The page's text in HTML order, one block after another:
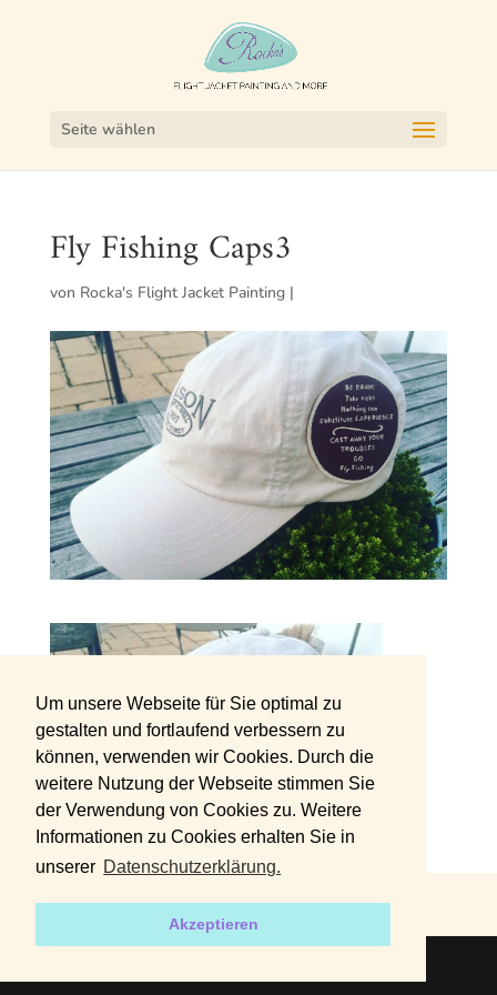
Um unsere Webseite für Sie optimal zu
gestalten und fortlaufend verbessern zu
können, verwenden wir Cookies. Durch die
weitere Nutzung der Webseite stimmen Sie
der Verwendung von Cookies zu. Weitere
Informationen zu Cookies erhalten Sie in
unserer Datenschutzerklärung.
Akzeptieren
Seite wählen
Fly Fishing Caps3
von Rocka's Flight Jacket Painting|
DATENSCHUTZERKLÄRUNG IMPRESSUM